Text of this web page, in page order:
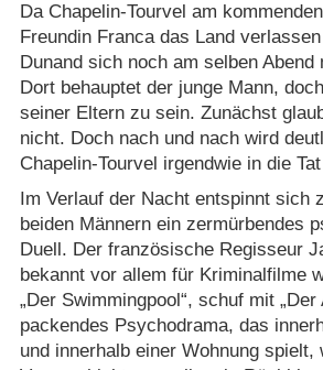
Da Chapelin-Tourvel am
Freundin Franca das Land
Dunand sich noch am selben Abend
Dort behauptet der junge Mann,
seiner Eltern zu sein. Zunächst
nicht. Doch nach und nach wird
Chapelin-Tourvel irgendwie in die
Im Verlauf der Nacht entspinnt sich
beiden Männern ein zermürbendes
Duell. Der französische Regisseur
bekannt vor allem für Kriminalfilme
„Der Swimmingpool“, schuf mit „Der
packendes Psychodrama, das
und innerhalb einer Wohnung spielt,